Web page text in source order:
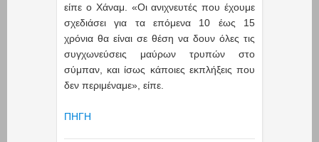
είπε ο Χάναμ. «Οι ανιχνευτές που έχουμε
σχεδιάσει για τα επόμενα 10 έως 15
χρόνια θα είναι σε θέση να δουν όλες τις
συγχωνεύσεις μαύρων τρυπών στο
σύμπαν, και ίσως κάποιες εκπλήξεις που
δεν περιμέναμε», είπε.
ΠΗΓΗ